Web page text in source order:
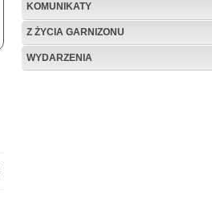
KOMUNIKATY
Z ŻYCIA GARNIZONU
WYDARZENIA